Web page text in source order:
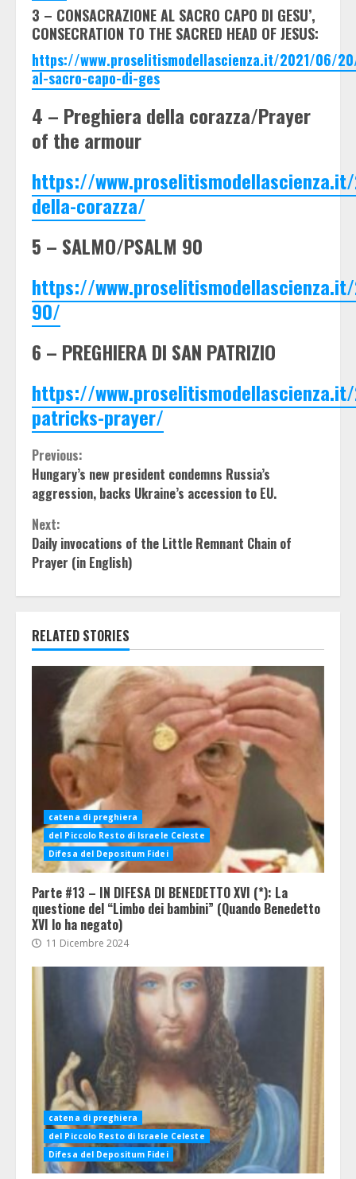
3 – CONSACRAZIONE AL SACRO CAPO DI GESU’,
CONSECRATION TO THE SACRED HEAD OF JESUS:
https://www.proselitismodellascienza.it/2021/06/
al-sacro-capo-di-ges
4 – Preghiera della corazza/Prayer
of the armour
https://
della-corazza/
5 – SALMO/PSALM 90
https://
90/
6 – PREGHIERA DI SAN PATRIZIO
https://
patricks-prayer/
Continue
Reading
Previous:
Hungary’s new president condemns Russia’s
aggression, backs Ukraine’s accession to EU.
Next:
Daily invocations of the Little Remnant Chain of
Prayer (in English)
RELATED STORIES
catena di preghiera
del Piccolo Resto di Israele Celeste
Difesa del Depositum Fidei
Parte #13 – IN DIFESA DI BENEDETTO XVI (*): La
questione del “Limbo dei bambini” (Quando Benedetto
XVI lo ha negato)
11 Dicembre 2024
catena di preghiera
del Piccolo Resto di Israele Celeste
Difesa del Depositum Fidei